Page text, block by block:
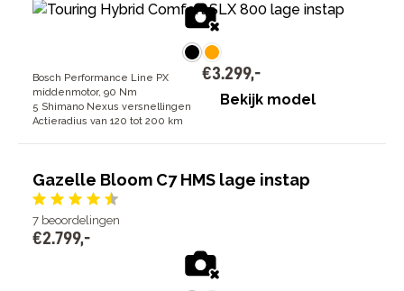
Bosch Performance Line PX
middenmotor, 90 Nm
5 Shimano Nexus versnellingen
Actieradius van 120 tot 200 km
€3.299,-
Bekijk model
Gazelle Bloom C7 HMS lage instap
7 beoordelingen
€2.799,-